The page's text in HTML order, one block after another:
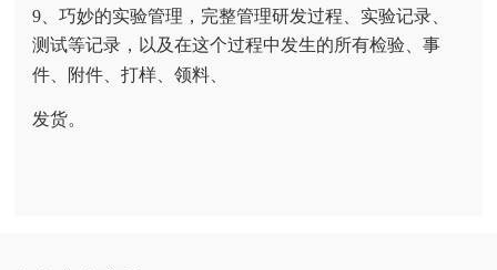
9、巧妙的实验管理，完整管理研发过程、实验记录、
测试等记录，以及在这个过程中发生的所有检验、事
件、附件、打样、领料、
发货。